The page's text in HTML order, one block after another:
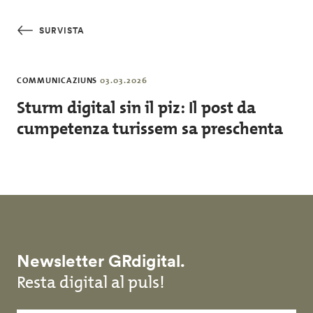
SURVISTA
COMMUNICAZIUNS 03.03.2026
Sturm digital sin il piz: Il post da
cumpetenza turissem sa preschenta
Newsletter GRdigital.
Resta digital al puls!